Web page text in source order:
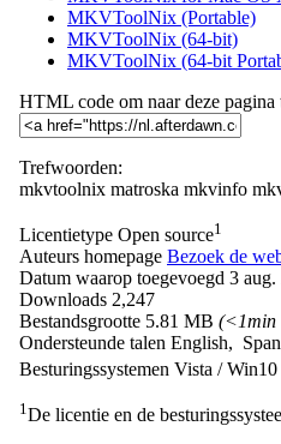
MKVToolNix (Portable)
MKVToolNix (64-bit)
MKVToolNix (64-bit
HTML code om naar deze pagina
Trefwoorden:
mkvtoolnix matroska mkvinfo
Licentietype Open source1
Auteurs homepage Bezoek de
Datum waarop toegevoegd 3 aug.
Downloads 2,247
Bestandsgrootte 5.81 MB (<1min
Ondersteunde talen English,
Besturingssystemen Vista /
1De licentie en de